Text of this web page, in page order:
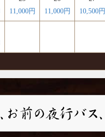
11,000円
11,000円
10,500円